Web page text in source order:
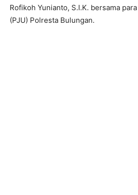
Rofikoh Yunianto, S.I.K. bersama
(PJU) Polresta Bulungan.